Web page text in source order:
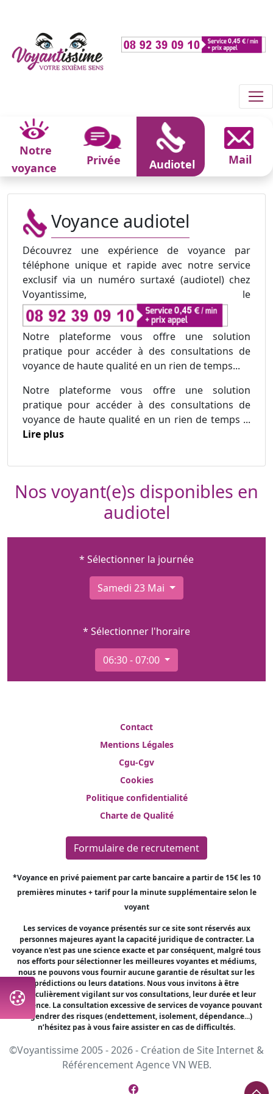
Notre
voyance
Privée Audiotel Mail
Voyance audiotel
Découvrez une expérience de voyance par
téléphone unique et rapide avec notre service
exclusif via un numéro surtaxé (audiotel) chez
Voyantissime, le
Notre plateforme vous offre une solution
pratique pour accéder à des consultations de
voyance de haute qualité en un rien de temps...
Notre plateforme vous offre une solution
pratique pour accéder à des consultations de
voyance de haute qualité en un rien de temps ...
Lire plus
Nos voyant(e)s disponibles en
audiotel
* Sélectionner la journée
Samedi 23 Mai
* Sélectionner l'horaire
06:30 - 07:00
Contact
Mentions Légales
Cgu-Cgv
Cookies
Politique confidentialité
Charte de Qualité
Formulaire de recrutement
*Voyance en privé paiement par carte bancaire a partir de 15€ les 10
premières minutes + tarif pour la minute supplémentaire selon le
voyant
Les services de voyance présentés sur ce site sont réservés aux
personnes majeures ayant la capacité juridique de contracter. La
voyance n'est pas une science exacte et par conséquent, malgré tous
nos efforts pour sélectionner les meilleures voyantes et médiums,
nous ne pouvons vous fournir aucune garantie de résultat sur les
prédictions ou leurs datations. Nous vous invitons à être
particulièrement vigilant sur vos consultations, leur durée et leur
fréquence. La consultation excessive de services de voyance pouvant
engendrer des risques (endettement, isolement, dépendance...)
n’hésitez pas à vous faire assister en cas de difficultés.
©Voyantissime 2005 - 2026 - Création de Site Internet &
RéférencementAgence VN WEB.